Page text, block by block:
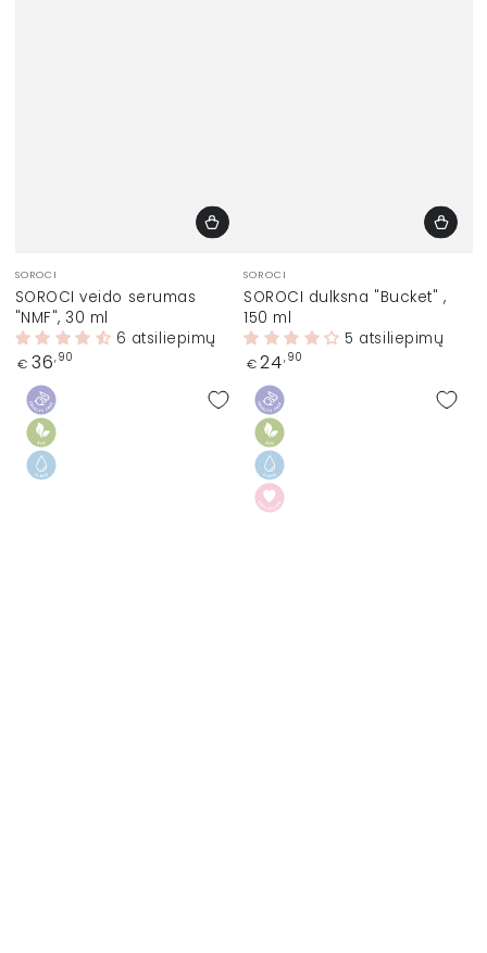
Prekinis
ženklas:
SOROCI
SOROCI veido serumas
"NMF", 30 ml
6 atsiliepimų
Įprasta
€ 36,90
Prekinis
ženklas:
SOROCI
SOROCI dulksna "Bucket" ,
150 ml
5 atsiliepimų
Įprasta
€ 24,90